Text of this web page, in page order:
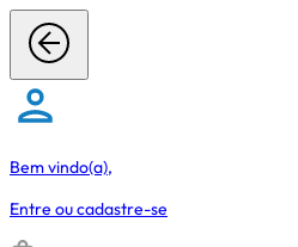
Bem vindo(a),
Entre oucadastre-se